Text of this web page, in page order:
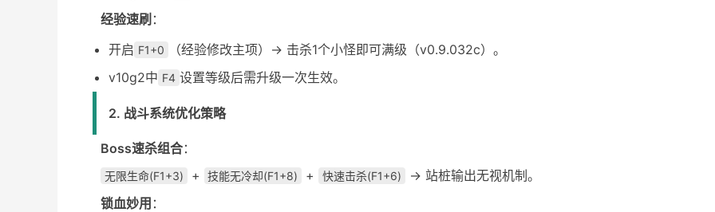
经验速刷 ：
开启 F1+0
（经验修改主项）→ 击杀1个小怪即可满级（v0.9.032c）。
v10g2中 F4 设置等级后需升级一次生效。
2. 战斗系统优化策略
Boss速杀组合：
无限生命(F1+3) + 技能无冷却(F1+8) + 快速击杀(F1+6)
→ 站桩输出无视机制。
锁血妙用 ：